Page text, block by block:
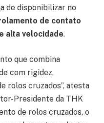
de disponibilizar no
de contato
alta velocidade.
que combina
com rigidez,
rolos cruzados”, atesta
Presidente da THK
de rolos cruzados, o